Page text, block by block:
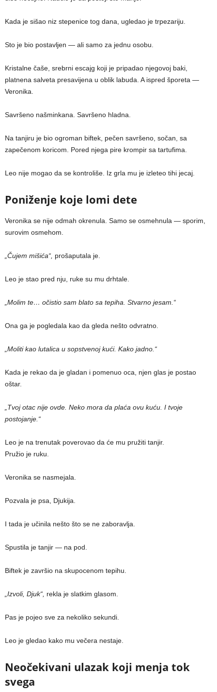
Kada je sišao niz stepenice tog dana, ugledao je trpezariju.
Sto je bio postavljen — ali samo za jednu osobu.
Kristalne čaše, srebrni escajg koji je pripadao njegovoj baki,
platnena salveta presavijena u oblik labuda. A ispred šporeta —
Veronika.
Savršeno našminkana. Savršeno hladna.
Na tanjiru je bio ogroman biftek, pečen savršeno, sočan, sa
zapečenom koricom. Pored njega pire krompir sa tartufima.
Leo nije mogao da se kontroliše. Iz grla mu je izleteo tihi jecaj.
Poniženje koje lomi dete
Veronika se nije odmah okrenula. Samo se osmehnula — sporim,
surovim osmehom.
„Čujem mišića“, prošaputala je.
Leo je stao pred nju, ruke su mu drhtale.
„Molim te… očistio sam blato sa tepiha. Stvarno jesam.“
Ona ga je pogledala kao da gleda nešto odvratno.
„Moliti kao lutalica u sopstvenoj kući. Kako jadno.“
Kada je rekao da je gladan i pomenuo oca, njen glas je postao
oštar.
„Tvoj otac nije ovde. Neko mora da plaća ovu kuću. I tvoje
postojanje.“
Leo je na trenutak poverovao da će mu pružiti tanjir.
Pružio je ruku.
Veronika se nasmejala.
Pozvala je psa, Djukija.
I tada je učinila nešto što se ne zaboravlja.
Spustila je tanjir — na pod.
Biftek je završio na skupocenom tepihu.
„Izvoli, Djuk“, rekla je slatkim glasom.
Pas je pojeo sve za nekoliko sekundi.
Leo je gledao kako mu večera nestaje.
Neočekivani ulazak koji menja tok
svega